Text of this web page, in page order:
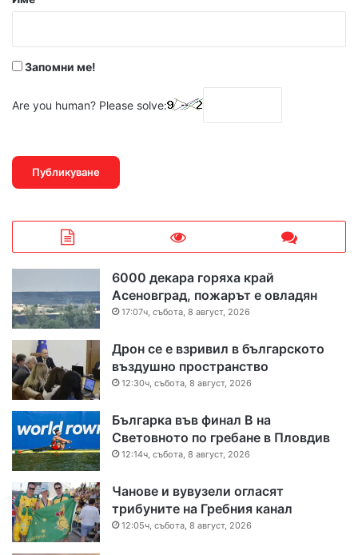
Запомни ме!
Are you human? Please solve:
6000 декара горяха край
Асеновград, пожарът е овладян
17:07ч, събота, 8 август, 2026
Дрон се е взривил в българското
въздушно пространство
12:30ч, събота, 8 август, 2026
Българка във финал B на
Световното по гребане в Пловдив
12:14ч, събота, 8 август, 2026
Чанове и вувузели огласят
трибуните на Гребния канал
12:05ч, събота, 8 август, 2026